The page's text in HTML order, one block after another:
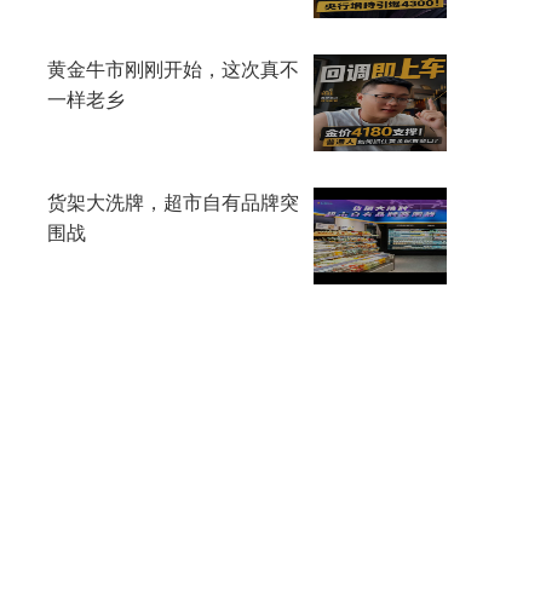
黄金牛市刚刚开始，这次真不
一样老乡
货架大洗牌，超市自有品牌突
围战